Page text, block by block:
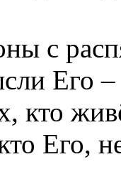
с
Его –
кто
Его,